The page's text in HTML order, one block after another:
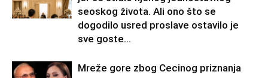
seoskog života. Ali ono što se
dogodilo usred proslave ostavilo je
sve goste...
Mreže gore zbog Cecinog priznanja